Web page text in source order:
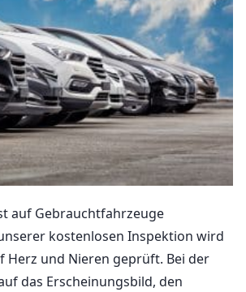
auf Gebrauchtfahrzeuge
kostenlosen Inspektion wird
Herz und Nieren geprüft. Bei der
das Erscheinungsbild, den